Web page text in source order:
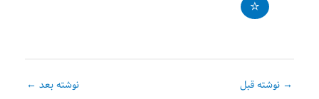
→ نوشته قبل نوشته بعد ←